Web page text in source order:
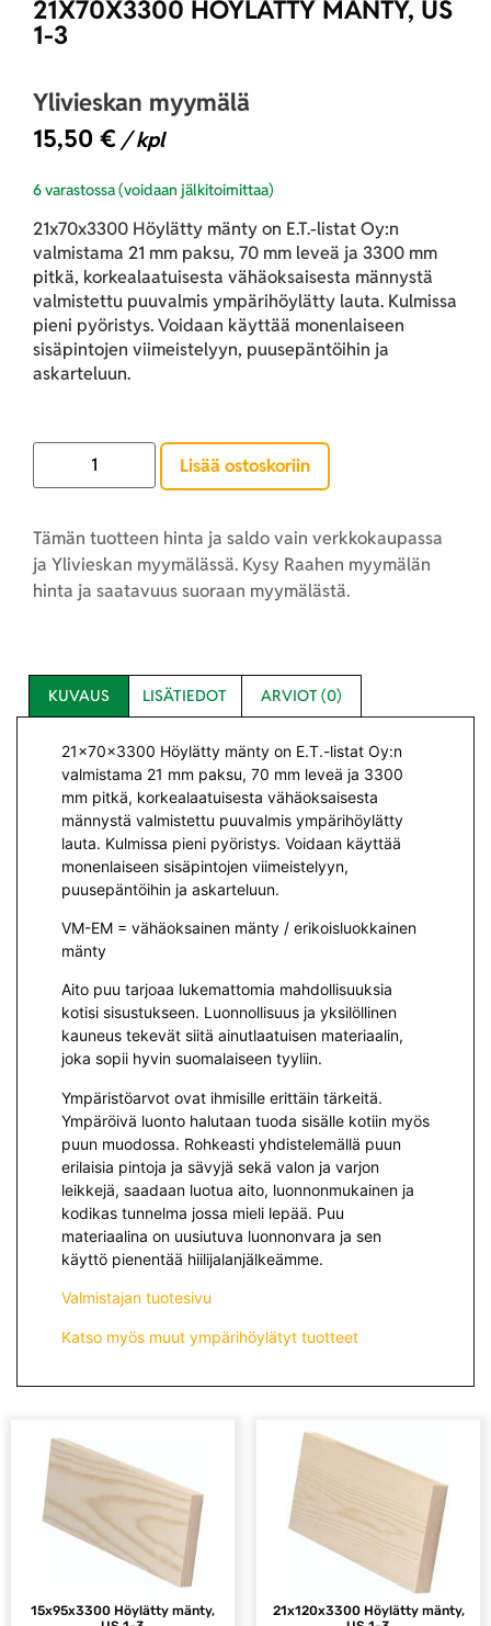
21X70X3300 HÖYLÄTTY MÄNTY, US
1-3
Ylivieskan myymälä
15,50 € / kpl
6 varastossa (voidaan jälkitoimittaa)
21x70x3300 Höylätty mänty on E.T.-listat Oy:n
valmistama 21 mm paksu, 70 mm leveä ja 3300 mm
pitkä, korkealaatuisesta vähäoksaisesta männystä
valmistettu puuvalmis ympärihöylätty lauta. Kulmissa
pieni pyöristys. Voidaan käyttää monenlaiseen
sisäpintojen viimeistelyyn, puusepäntöihin ja
askarteluun.
Lisää ostoskoriin
Tämän tuotteen hinta ja saldo vain verkkokaupassa
ja Ylivieskan myymälässä. Kysy Raahen myymälän
hinta ja saatavuus suoraan myymälästä.
KUVAUS LISÄTIEDOT ARVIOT (0)
21x70x3300 Höylätty mänty on E.T.-listat Oy:n
valmistama 21 mm paksu, 70 mm leveä ja 3300
mm pitkä, korkealaatuisesta vähäoksaisesta
männystä valmistettu puuvalmis ympärihöylätty
lauta. Kulmissa pieni pyöristys. Voidaan käyttää
monenlaiseen sisäpintojen viimeistelyyn,
puusepäntöihin ja askarteluun.
VM-EM = vähäoksainen mänty / erikoisluokkainen
mänty
Aito puu tarjoaa lukemattomia mahdollisuuksia
kotisi sisustukseen. Luonnollisuus ja yksilöllinen
kauneus tekevät siitä ainutlaatuisen materiaalin,
joka sopii hyvin suomalaiseen tyyliin.
Ympäristöarvot ovat ihmisille erittäin tärkeitä.
Ympäröivä luonto halutaan tuoda sisälle kotiin myös
puun muodossa. Rohkeasti yhdistelemällä puun
erilaisia pintoja ja sävyjä sekä valon ja varjon
leikkejä, saadaan luotua aito, luonnonmukainen ja
kodikas tunnelma jossa mieli lepää. Puu
materiaalina on uusiutuva luonnonvara ja sen
käyttö pienentää hiilijalanjälkeämme.
Valmistajan tuotesivu
Katso myös muut ympärihöylätyt tuotteet
15x95x3300 Höylätty mänty,
21x120x3300 Höylätty mänty,